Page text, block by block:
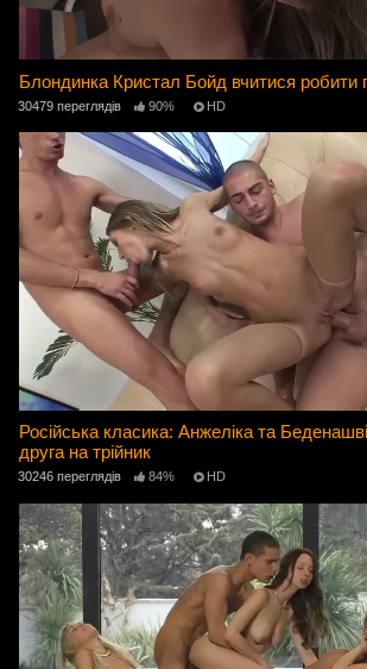
Блондинка Кристал Бойд вчитися робити
30479 переглядів 90% HD
Російська класика: Анжеліка та
друга на трійник
30246 переглядів 84% HD